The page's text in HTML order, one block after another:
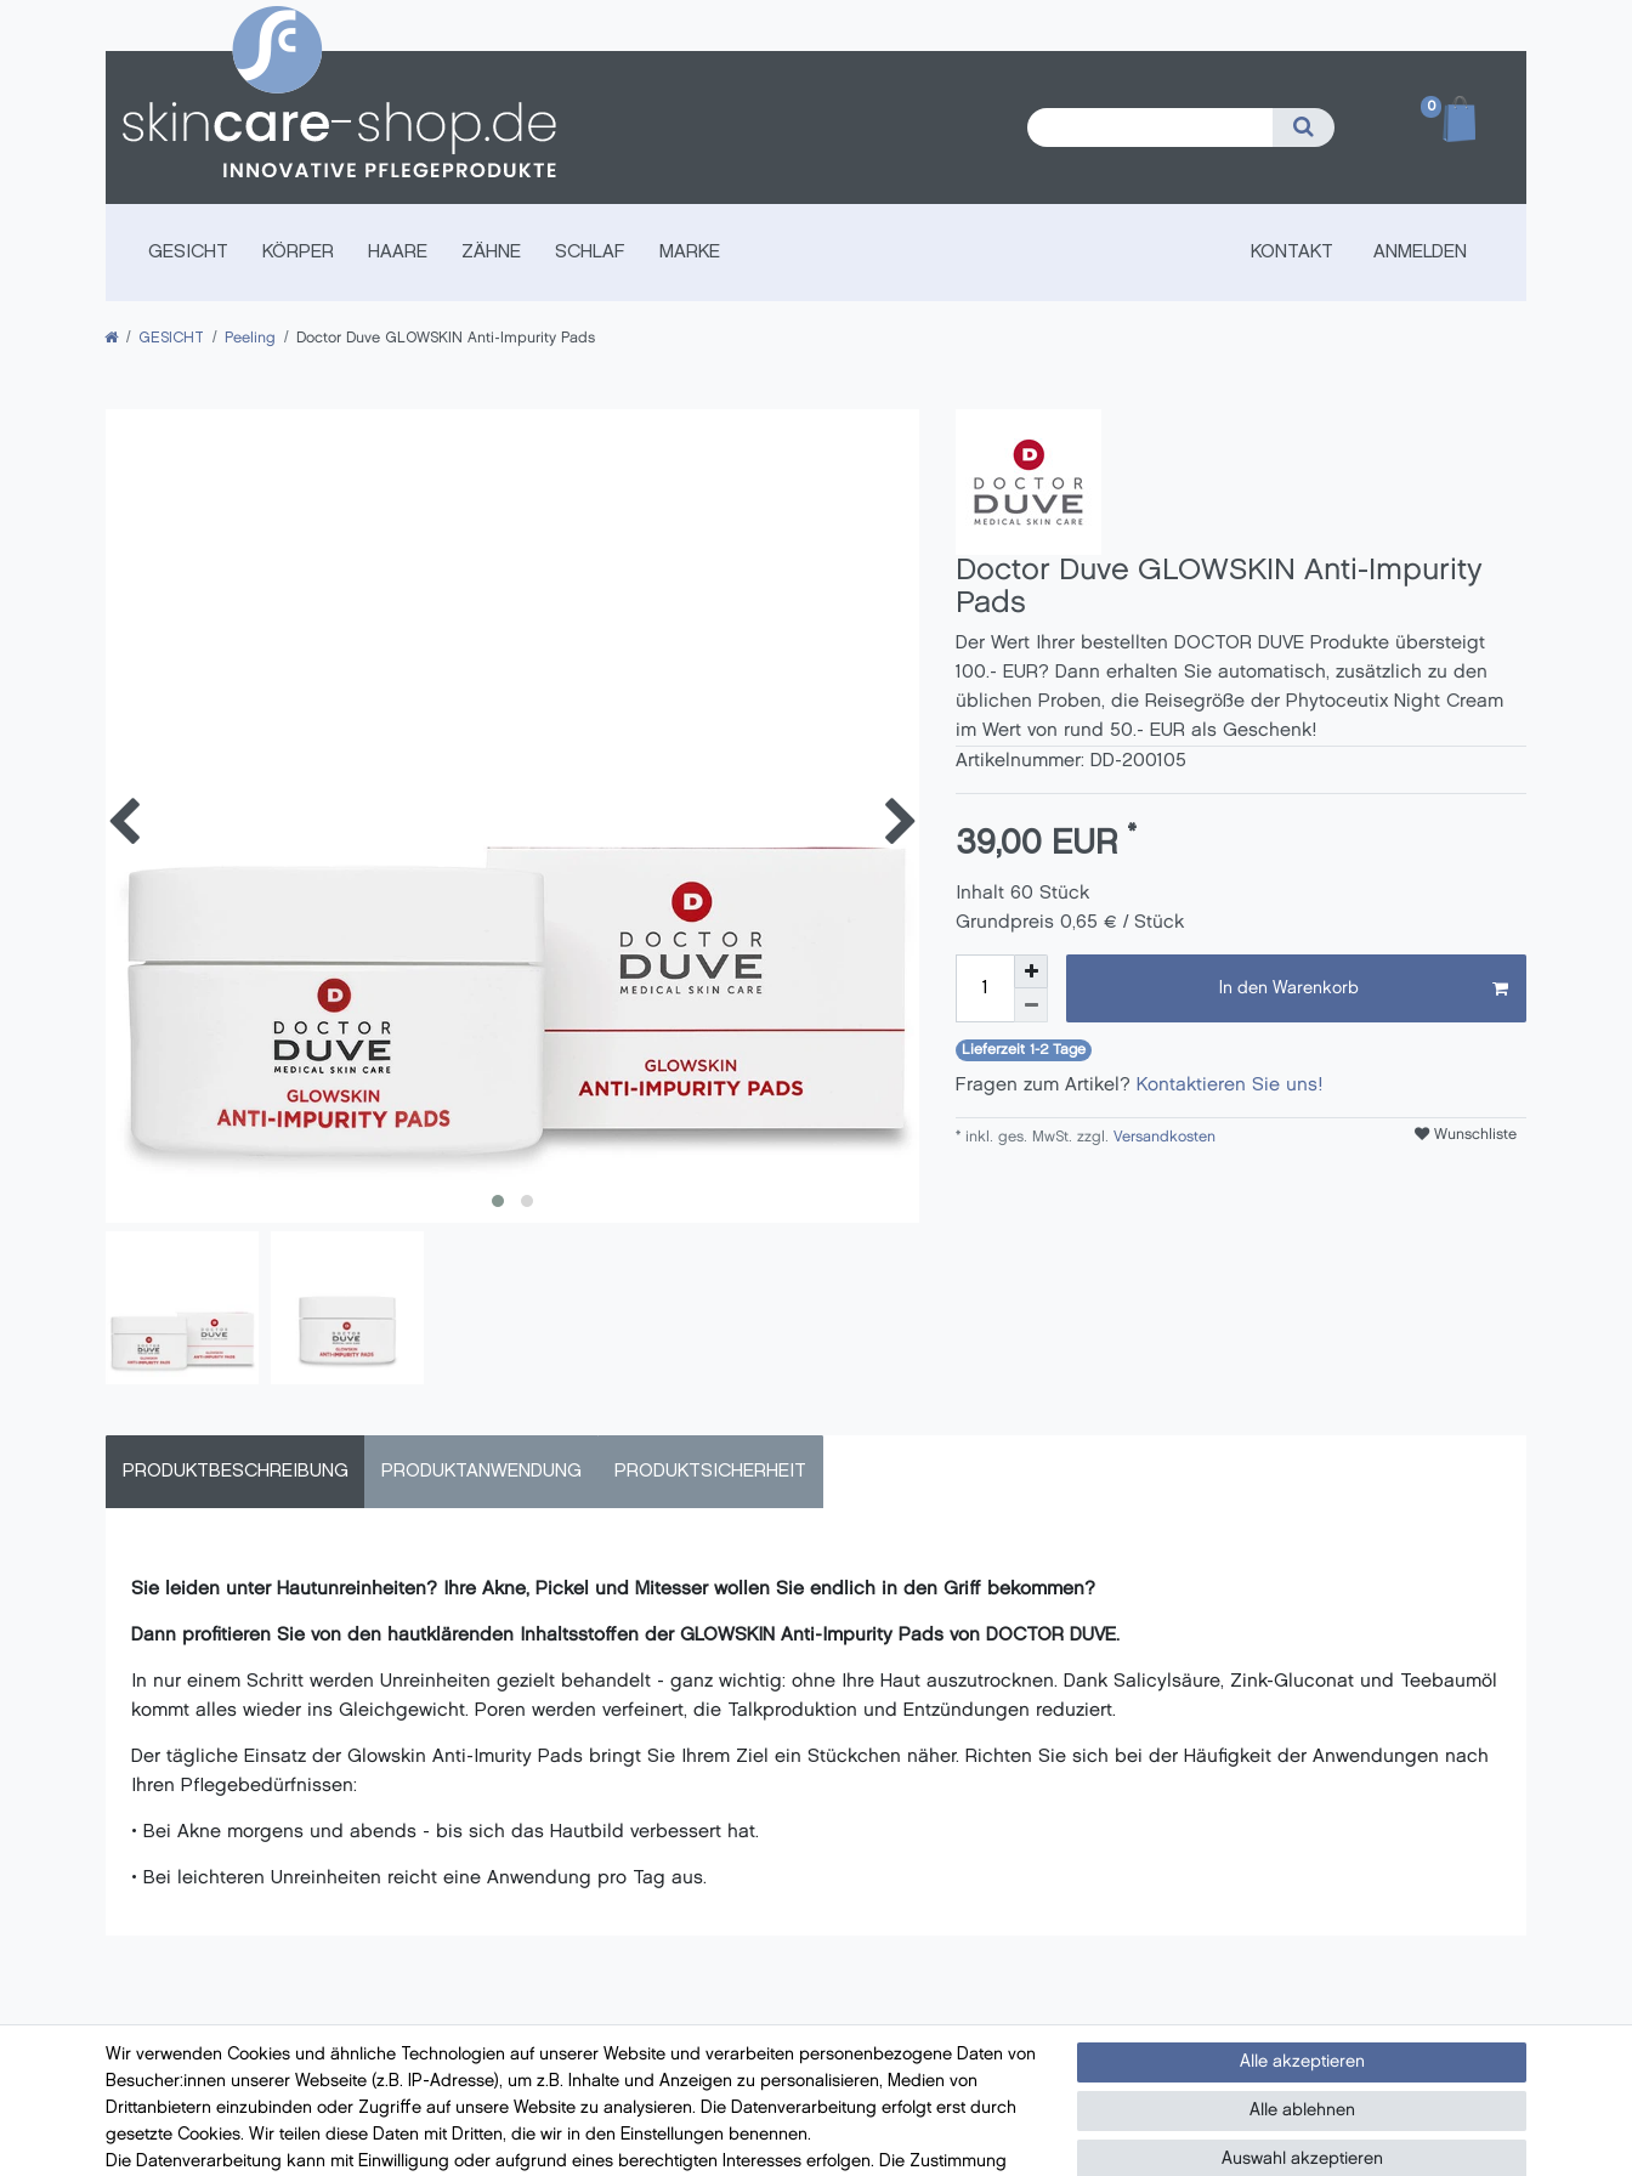
0
GESICHT KÖRPER HAARE ZÄHNE SCHLAF MARKE KONTAKT ANMELDEN
GESICHT Peeling Doctor Duve GLOWSKIN Anti-Impurity Pads
Doctor Duve GLOWSKIN Anti-Impurity
Pads
Der Wert Ihrer bestellten DOCTOR DUVE Produkte übersteigt
100.- EUR? Dann erhalten Sie automatisch, zusätzlich zu den
üblichen Proben, die Reisegröße der Phytoceutix Night Cream
im Wert von rund 50.- EUR als Geschenk!
Artikelnummer: DD-200105
39,00 EUR *
Inhalt 60 Stück
Grundpreis 0,65 € / Stück
In den Warenkorb
Lieferzeit 1-2 Tage
Fragen zum Artikel? Kontaktieren Sie uns!
* inkl. ges. MwSt. zzgl. Versandkosten Wunschliste
PRODUKTBESCHREIBUNG PRODUKTANWENDUNG PRODUKTSICHERHEIT
Sie leiden unter Hautunreinheiten? Ihre Akne, Pickel und Mitesser wollen Sie endlich in den Griff bekommen?
Dann profitieren Sie von den hautklärenden Inhaltsstoffen der GLOWSKIN Anti-Impurity Pads von DOCTOR DUVE.
In nur einem Schritt werden Unreinheiten gezielt behandelt - ganz wichtig: ohne Ihre Haut auszutrocknen. Dank Salicylsäure, Zink-Gluconat und Teebaumöl
kommt alles wieder ins Gleichgewicht. Poren werden verfeinert, die Talkproduktion und Entzündungen reduziert.
Der tägliche Einsatz der Glowskin Anti-Imurity Pads bringt Sie Ihrem Ziel ein Stückchen näher. Richten Sie sich bei der Häufigkeit der Anwendungen nach
Ihren Pflegebedürfnissen:
• Bei Akne morgens und abends - bis sich das Hautbild verbessert hat.
• Bei leichteren Unreinheiten reicht eine Anwendung pro Tag aus.
Der besondere Service
Kundefeedback
Rechtliches
Datenschutz
Impressum
Bezahlung mit VISA, MasterCard, Vorauskasse, PayPal Newsletter
- Neue Beauty Produkte
- Exclusive Angebote
Wir verwenden Cookies und ähnliche Technologien auf unserer Website und verarbeiten personenbezogene Daten von
Besucher:innen unserer Webseite (z.B. IP-Adresse), um z.B. Inhalte und Anzeigen zu personalisieren, Medien von
Drittanbietern einzubinden oder Zugriffe auf unsere Website zu analysieren. Die Datenverarbeitung erfolgt erst durch
gesetzte Cookies. Wir teilen diese Daten mit Dritten, die wir in den Einstellungen benennen.
Die Datenverarbeitung kann mit Einwilligung oder aufgrund eines berechtigten Interesses erfolgen. Die Zustimmung
Alle akzeptieren
Alle ablehnen
Auswahl akzeptieren